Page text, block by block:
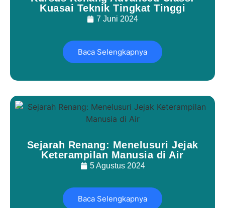
Kuasai Teknik Tingkat Tinggi
7 Juni 2024
Baca Selengkapnya
Sejarah Renang: Menelusuri Jejak
Keterampilan Manusia di Air
5 Agustus 2024
Baca Selengkapnya